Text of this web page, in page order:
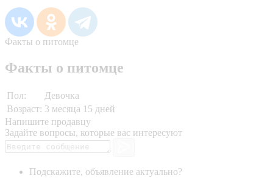
Факты о питомце
Факты о питомце
Пол:
Девочка
Возраст: 3 месяца 15 дней
Напишите продавцу
Задайте вопросы, которые вас интересуют
Подскажите, объявление актуально?